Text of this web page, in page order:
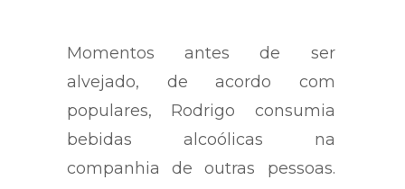
Momentos antes de ser
alvejado, de acordo com
populares, Rodrigo consumia
bebidas alcoólicas na
companhia de outras pessoas.